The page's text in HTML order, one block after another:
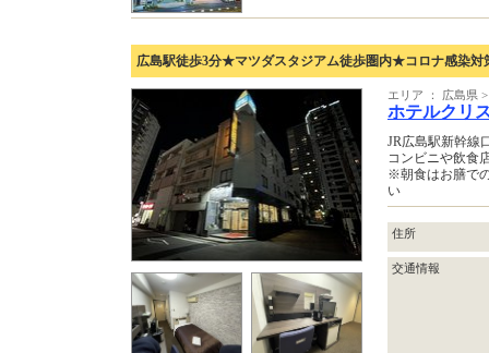
広島駅徒歩3分★マツダスタジアム徒歩圏内★コロナ感染
エリア ： 広島県
ホテルクリ
JR広島駅新幹線
コンビニや飲食
※朝食はお膳で
い
住所
交通情報